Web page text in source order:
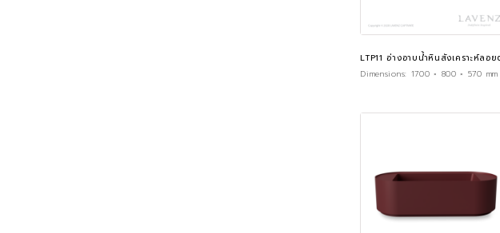
LTP11 อ่างอาบน้ำหินสังเคราะห์ลอ
Dimensions: 1700 × 800 × 570 mm